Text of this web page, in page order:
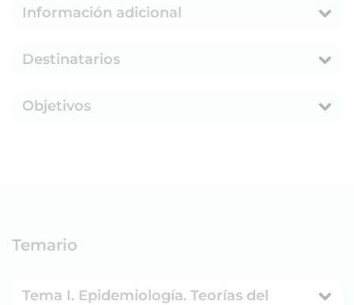
Información adicional
Destinatarios
Objetivos
Temario
Tema I. Epidemiología. Teorías del